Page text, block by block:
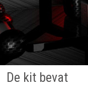
De kit bevat